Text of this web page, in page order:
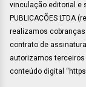
vinculação editorial e
PUBLICACÕES
realizamos
contrato de
autorizamos
conteúdo digital